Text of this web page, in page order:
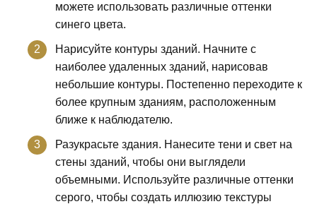
можете использовать различные оттенки
синего цвета.
Нарисуйте контуры зданий. Начните с
наиболее удаленных зданий, нарисовав
небольшие контуры. Постепенно переходите к
более крупным зданиям, расположенным
ближе к наблюдателю.
Разукрасьте здания. Нанесите тени и свет на
стены зданий, чтобы они выглядели
объемными. Используйте различные оттенки
серого, чтобы создать иллюзию текстуры